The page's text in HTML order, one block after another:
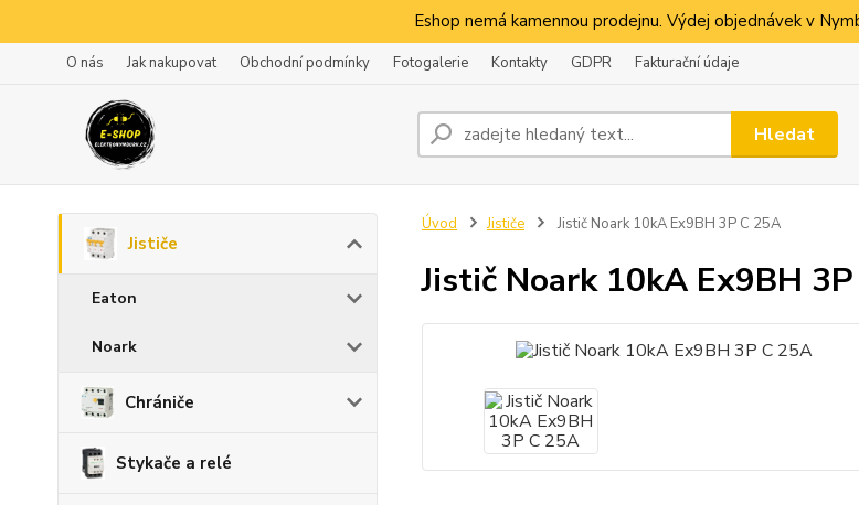
Eshop nemá kamennou prodejnu. Výdej objednávek v
O nás Jak nakupovat Obchodní podmínky Fotogalerie Kontakty GDPR Fakturační údaje
Hledat
Jističe
Eaton
Noark
Chrániče
Stykače a relé
Úvod Jističe Jistič Noark 10kA Ex9BH 3P C 25A
Jistič Noark 10kA Ex9BH